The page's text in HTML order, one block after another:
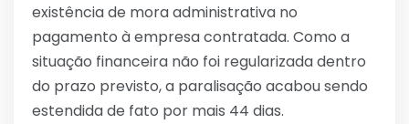
existência de mora administrativa no
pagamento à empresa contratada. Como a
situação financeira não foi regularizada dentro
do prazo previsto, a paralisação acabou sendo
estendida de fato por mais 44 dias.